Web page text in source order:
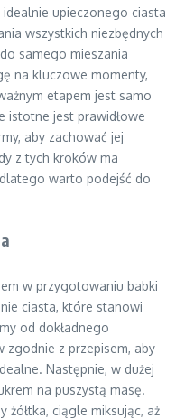
idealnie upieczonego ciasta
wszystkich niezbędnych
samego mieszania
na kluczowe momenty,
etapem jest samo
istotne jest prawidłowe
aby zachować jej
z tych kroków ma
warto podejść do
w przygotowaniu babki
ciasta, które stanowi
od dokładnego
zgodnie z przepisem, aby
Następnie, w dużej
na puszystą masę.
żółtka, ciągle miksując, aż